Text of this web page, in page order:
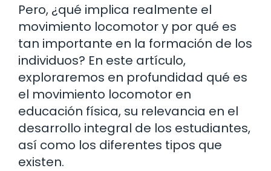
Pero, ¿qué implica realmente el
movimiento locomotor y por qué es
tan importante en la formación de los
individuos? En este artículo,
exploraremos en profundidad qué es
el movimiento locomotor en
educación física, su relevancia en el
desarrollo integral de los estudiantes,
así como los diferentes tipos que
existen.